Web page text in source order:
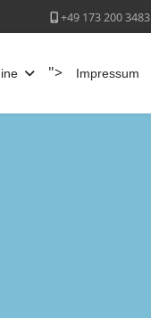
+49 173 200 3483
"> Impressum